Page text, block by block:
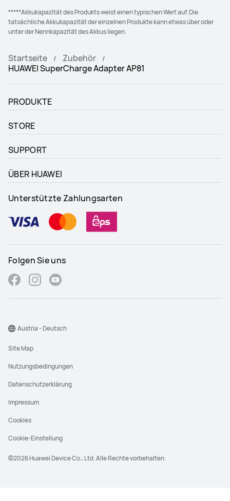
*****Akkukapazität des Produkts weist einen typischen Wert auf. Die
tatsächliche Akkukapazität der einzelnen Produkte kann etwas über oder
unter der Nennkapazität des Akkus liegen.
Startseite
Zubehör
HUAWEI SuperCharge Adapter AP81
PRODUKTE
STORE
SUPPORT
ÜBER HUAWEI
Unterstützte Zahlungsarten
Folgen Sie uns
©2026 Huawei Device Co., Ltd. Alle Rechte vorbehalten.
Site Map
Nutzungsbedingungen
Datenschutzerklärung
Impressum
Cookies
Cookie-Einstellung
Austria - Deutsch